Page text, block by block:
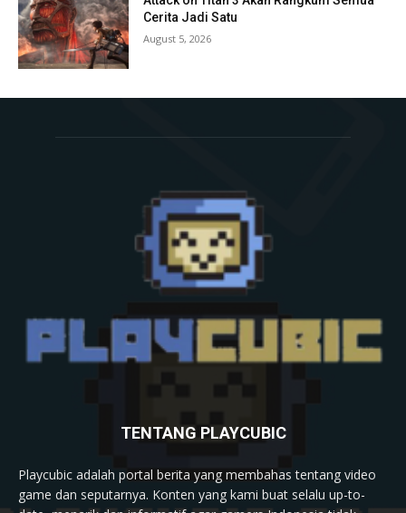
Cerita Jadi Satu
August 5, 2026
TENTANG PLAYCUBIC
Playcubic adalah portal berita yang membahas tentang video
game dan seputarnya. Konten yang kami buat selalu up-to-